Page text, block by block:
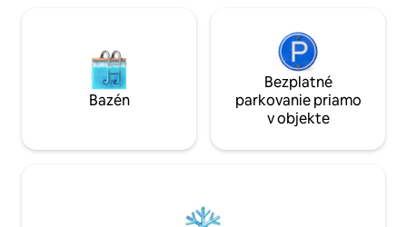
Bazén
Bezplatné
parkovanie priamo
v objekte